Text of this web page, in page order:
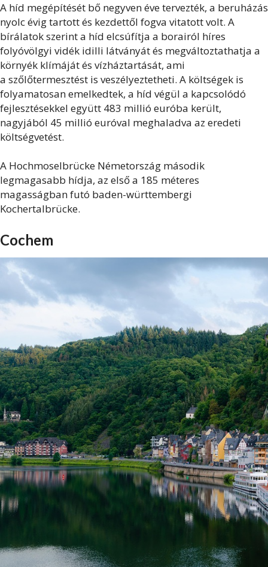
A híd megépítését bő negyven éve tervezték, a beruházás
nyolc évig tartott és kezdettől fogva vitatott volt. A
bírálatok szerint a híd elcsúfítja a borairól híres
folyóvölgyi vidék idilli látványát és megváltoztathatja a
környék klímáját és vízháztartását, ami
a szőlőtermesztést is veszélyeztetheti. A költségek is
folyamatosan emelkedtek, a híd végül a kapcsolódó
fejlesztésekkel együtt 483 millió euróba került,
nagyjából 45 millió euróval meghaladva az eredeti
költségvetést.
A Hochmoselbrücke Németország második
legmagasabb hídja, az első a 185 méteres
magasságban futó baden-württembergi
Kochertalbrücke.
Cochem